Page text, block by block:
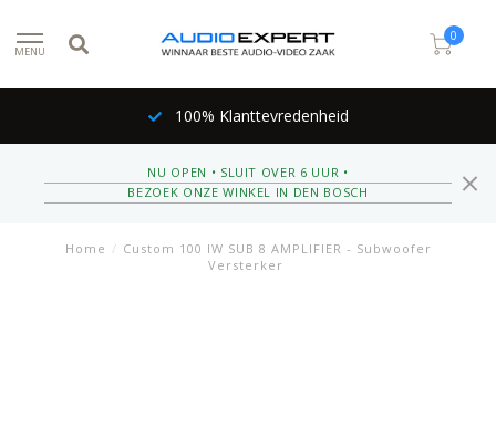
MENU
0
100% Klanttevredenheid
NU OPEN • SLUIT OVER 6 UUR •
BEZOEK ONZE WINKEL IN DEN BOSCH
Home / Custom 100 IW SUB 8 AMPLIFIER - Subwoofer
Versterker